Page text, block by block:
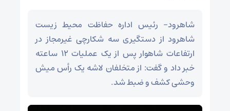
شاهرود- رئیس اداره حفاظت محیط زیست
شاهرود از دستگیری سه شکارچی غیرمجاز در
ارتفاعات شاهوار پس از یک عملیات ۱۲ ساعته
خبر داد و گفت: از متخلفان لاشه یک رأس میش
وحشی کشف و ضبط شد.